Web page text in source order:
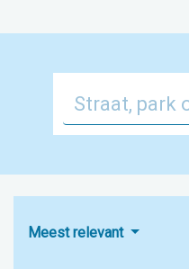
Meest relevant